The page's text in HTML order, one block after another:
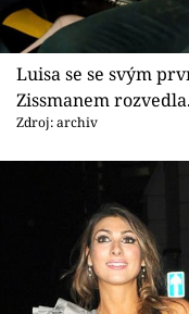
Luisa se se svým
Zissmanem rozvedla.
Zdroj: archiv